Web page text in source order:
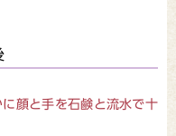
に顔と手を石鹸と流水で十